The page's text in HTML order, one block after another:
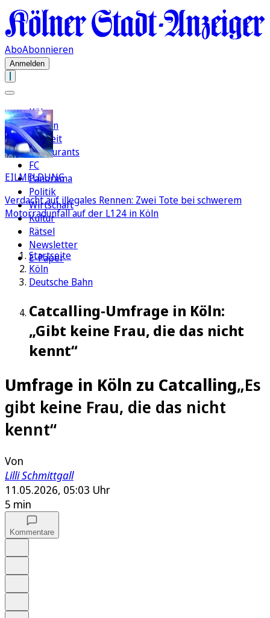
AboAbonnieren
Anmelden
Köln
Region
Freizeit
Restaurants
FC
Panorama
Politik
Wirtschaft
Kultur
Rätsel
Newsletter
E-Paper
EILMELDUNG
Verdacht auf illegales Rennen: Zwei Tote bei schwerem
Motorradunfall auf der L124 in Köln
Startseite
Köln
Deutsche Bahn
Catcalling-Umfrage in Köln:
„Gibt keine Frau, die das nicht
kennt“
Umfrage in Köln zu Catcalling„Es
gibt keine Frau, die das nicht
kennt“
Von
Lilli Schmittgall
11.05.2026, 05:03 Uhr
5 min
Kommentare